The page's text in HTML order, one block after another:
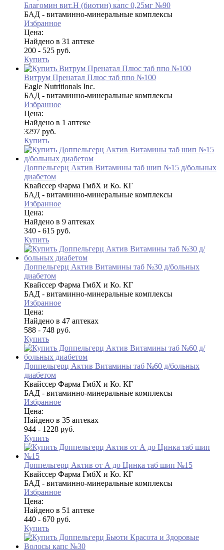
Благомин вит.Н (биотин) капс 0,25мг №90
БАД - витаминно-минеральные комплексы
Избранное
Цена:
Найдено в 31 аптеке
200 - 525 руб.
Купить
Витрум Пренатал Плюс таб ппо №100
Eagle Nutritionals Inc.
БАД - витаминно-минеральные комплексы
Избранное
Цена:
Найдено в 1 аптеке
3297 руб.
Купить
Доппельгерц Актив Витамины таб шип №15 д/больных
диабетом
Квайссер Фарма ГмбХ и Ко. КГ
БАД - витаминно-минеральные комплексы
Избранное
Цена:
Найдено в 9 аптеках
340 - 615 руб.
Купить
Доппельгерц Актив Витамины таб №30 д/больных
диабетом
Квайссер Фарма ГмбХ и Ко. КГ
БАД - витаминно-минеральные комплексы
Избранное
Цена:
Найдено в 47 аптеках
588 - 748 руб.
Купить
Доппельгерц Актив Витамины таб №60 д/больных
диабетом
Квайссер Фарма ГмбХ и Ко. КГ
БАД - витаминно-минеральные комплексы
Избранное
Цена:
Найдено в 35 аптеках
944 - 1228 руб.
Купить
Доппельгерц Актив от А до Цинка таб шип №15
Квайссер Фарма ГмбХ и Ко. КГ
БАД - витаминно-минеральные комплексы
Избранное
Цена:
Найдено в 51 аптеке
440 - 670 руб.
Купить